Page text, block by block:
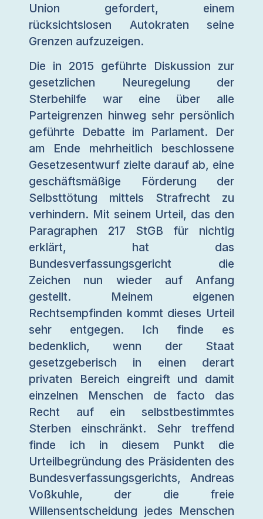
Union gefordert, einem
rücksichtslosen Autokraten seine
Grenzen aufzuzeigen.
Die in 2015 geführte Diskussion zur
gesetzlichen Neuregelung der
Sterbehilfe war eine über alle
Parteigrenzen hinweg sehr persönlich
geführte Debatte im Parlament. Der
am Ende mehrheitlich beschlossene
Gesetzesentwurf zielte darauf ab, eine
geschäftsmäßige Förderung der
Selbsttötung mittels Strafrecht zu
verhindern. Mit seinem Urteil, das den
Paragraphen 217 StGB für nichtig
erklärt, hat das
Bundesverfassungsgericht die
Zeichen nun wieder auf Anfang
gestellt. Meinem eigenen
Rechtsempfinden kommt dieses Urteil
sehr entgegen. Ich finde es
bedenklich, wenn der Staat
gesetzgeberisch in einen derart
privaten Bereich eingreift und damit
einzelnen Menschen de facto das
Recht auf ein selbstbestimmtes
Sterben einschränkt. Sehr treffend
finde ich in diesem Punkt die
Urteilbegründung des Präsidenten des
Bundesverfassungsgerichts, Andreas
Voßkuhle, der die freie
Willensentscheidung jedes Menschen